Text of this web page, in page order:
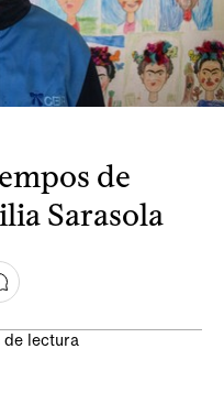
de
Sarasola
de lectura